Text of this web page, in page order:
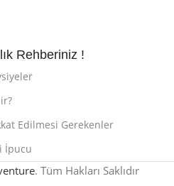
Rehberiniz !
Edilmesi Gerekenler
İpucu
. Tüm Hakları Saklıdır